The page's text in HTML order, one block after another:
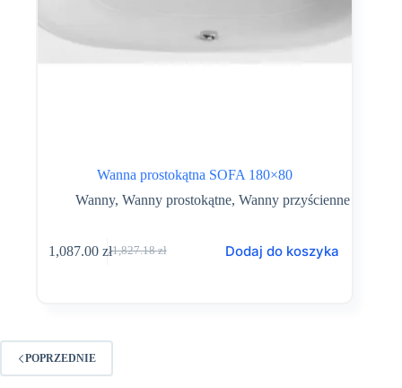
Wanna prostokątna SOFA 180×80
Wanny,Wanny prostokątne,Wanny przyścienne
1,827.18zł
Pierwotna
1,087.00 złAktualna
Dodaj do koszyka
POPRZEDNIE